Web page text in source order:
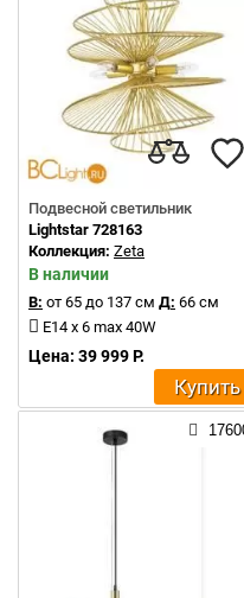
Подвесной светильник
Lightstar 728163
Коллекция: Zeta
В наличии
В: от 65 до 137 см Д: 66 см
E14 x 6 max 40W
Цена: 39 999 Р.
Купить